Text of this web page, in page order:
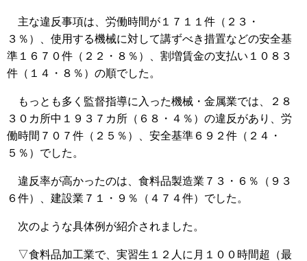
主な違反事項は、労働時間が１７１１件（２３・
３％）、使用する機械に対して講ずべき措置などの安全基
準１６７０件（２２・８％）、割増賃金の支払い１０８３
件（１４・８％）の順でした。
もっとも多く監督指導に入った機械・金属業では、２８
３０カ所中１９３７カ所（６８・４％）の違反があり、労
働時間７０７件（２５％）、安全基準６９２件（２４・
５％）でした。
違反率が高かったのは、食料品製造業７３・６％（９３
６件）、建設業７１・９％（４７４件）でした。
次のような具体例が紹介されました。
▽食料品加工業で、実習生１２人に月１００時間超（最